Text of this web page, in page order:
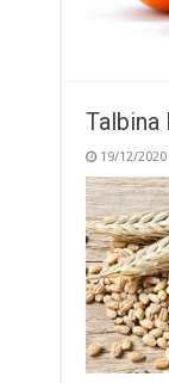
Talbina
19/12/2020